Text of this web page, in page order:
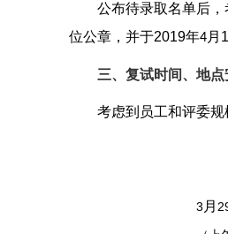
公布待录取名单后
位公章，并于2019年4月
三、 复试时间、地点
考虑到员工和评委
3 月